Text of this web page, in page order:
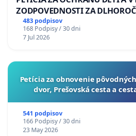
ZODPOVEDNOSTI ZA
A ZLYHANIE ŠTÁTU
483 podpisov
168 Podpisy / 30 dni
7 Jul 2026
​Petícia za obnovenie
dvor, Prešovská cesta a
541 podpisov
166 Podpisy / 30 dni
23 May 2026